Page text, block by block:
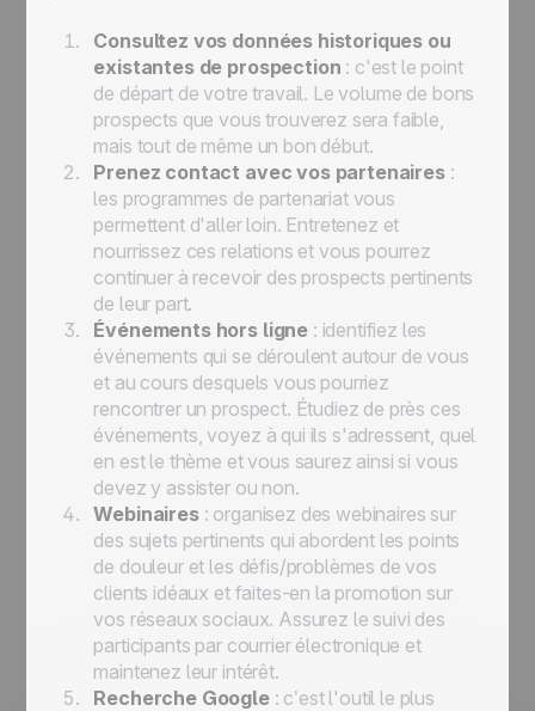
Consultez vos données historiques ou
existantes de prospection : c'est le point
de départ de votre travail. Le volume de bons
prospects que vous trouverez sera faible,
mais tout de même un bon début.
Prenez contact avec vos partenaires:
les programmes de partenariat vous
permettent d'aller loin. Entretenez et
nourrissez ces relations et vous pourrez
continuer à recevoir des prospects pertinents
de leur part.
Événements hors ligne : identifiez les
événements qui se déroulent autour de vous
et au cours desquels vous pourriez
rencontrer un prospect. Étudiez de près ces
événements, voyez à qui ils s'adressent, quel
en est le thème et vous saurez ainsi si vous
devez y assister ou non.
Webinaires: organisez des webinaires sur
des sujets pertinents qui abordent les points
de douleur et les défis/problèmes de vos
clients idéaux et faites-en la promotion sur
vos réseaux sociaux. Assurez le suivi des
participants par courrier électronique et
maintenez leur intérêt.
Recherche Google: c’est l'outil le plus